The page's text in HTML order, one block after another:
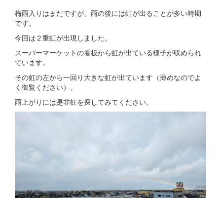
梅雨入りはまだですが、雨の後には虹が出ることが多い時期
です。
今回は２重虹が出現しました。
スーパーマーケットの看板から虹が出ている様子が収められ
ています。
その虹の左から一回り大きな虹が出ています（薄めなのでよ
く御覧ください）。
雨上がりには是非虹を探してみてください。